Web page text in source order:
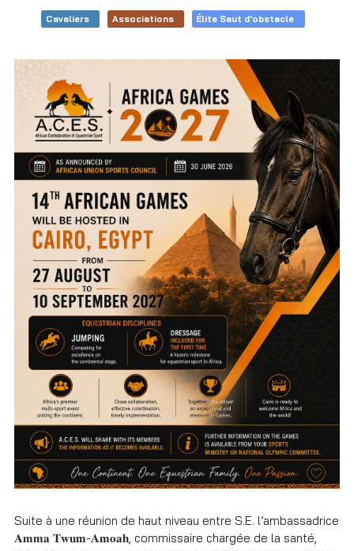
Cavaliers Associations Élite Saut d'obstacle
Suite à une réunion de haut niveau entre S.E. l’ambassadrice
𝐀𝐦𝐦𝐚 𝐓𝐰𝐮𝐦-𝐀𝐦𝐨𝐚𝐡, commissaire chargée de la santé,